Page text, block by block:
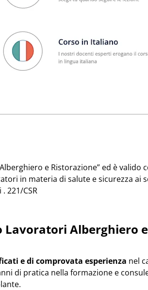
e Ristorazione” ed è valido
in materia di salute e sicurezza ai
221/CSR
Lavoratori Alberghiero e
e di comprovata esperienza nel
di pratica nella formazione e